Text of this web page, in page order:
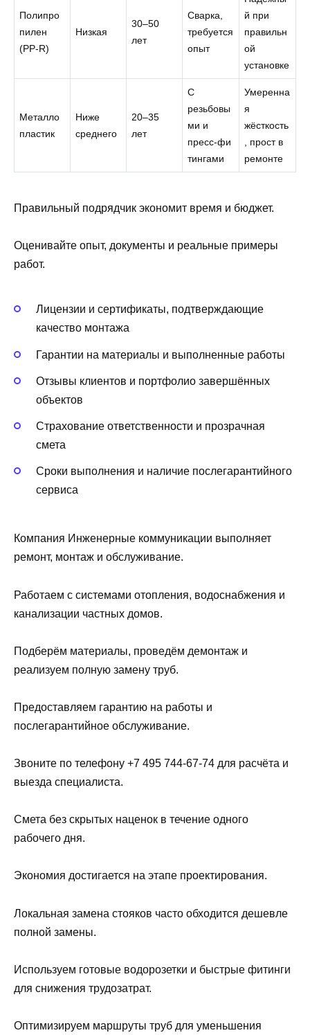
Полипро
пилен
(PP‑R)
Низкая
30–50
лет
Сварка,
требуется
опыт
й при
правильн
ой
установке
Металло
пластик
Ниже
среднего
20–35
лет
С
резьбовы
ми и
пресс‑фи
тингами
Умеренна
я
жёсткость
, прост в
ремонте
Правильный подрядчик экономит время и бюджет.
Оценивайте опыт, документы и реальные примеры
работ.
Лицензии и сертификаты, подтверждающие
качество монтажа
Гарантии на материалы и выполненные работы
Отзывы клиентов и портфолио завершённых
объектов
Страхование ответственности и прозрачная
смета
Сроки выполнения и наличие послегарантийного
сервиса
Компания Инженерные коммуникации выполняет
ремонт, монтаж и обслуживание.
Работаем с системами отопления, водоснабжения и
канализации частных домов.
Подберём материалы, проведём демонтаж и
реализуем полную замену труб.
Предоставляем гарантию на работы и
послегарантийное обслуживание.
Звоните по телефону +7 495 744-67-74 для расчёта и
выезда специалиста.
Смета без скрытых наценок в течение одного
рабочего дня.
Экономия достигается на этапе проектирования.
Локальная замена стояков часто обходится дешевле
полной замены.
Используем готовые водорозетки и быстрые фитинги
для снижения трудозатрат.
Оптимизируем маршруты труб для уменьшения